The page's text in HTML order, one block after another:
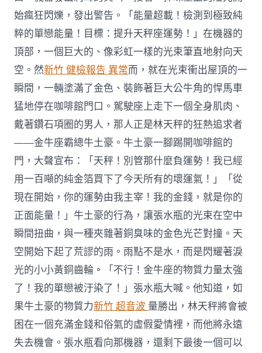
始瘋狂閃爍，發出警告。「能量超載！檢測到極致純
粹的單戀能量！目標：提升天秤座運勢！」在機器的
頂部，一個巨大的、像彩虹一樣的光束筆直地射向天
空。然新竹 健檢報告 異常而，就在光束衝出屋頂的一
瞬間，一輛塗滿了金色、裝飾著巨大公牛角的悍馬車
猛地停在咖啡館門口。駕駛座上走下一個全身肌肉、
戴著鑽石項圈的男人，那人正是林天秤的狂熱追求者
——金牛座霸總牛土豪。牛土豪一腳踢開咖啡館的
門，大聲宣布：「天秤！別管那什麼負運勢！我已經
用一百噸的純金箔買下了今天所有的壞運氣！」「從
現在開始，你的運勢由我主宰！我的金錢，就是你的
正面能量！」牛土豪的行為，讓張水瓶的光束在空中
瞬間扭曲，與一種夾雜著銅臭味的金色光芒對撞。天
空開始下起了荒謬的雨。雨點不是水，而是閃耀著淚
光的小小黃銅齒輪。「不行！金牛座的物質力量太強
了！我的單戀被汙染了！」張水瓶大喊。他知道，如
果牛土豪的物質力新竹 超音波量勝出，林天秤將會被
困在一個充滿金錢和俗氣的虛假愛情裡，而他將永遠
失去機會。張水瓶看向那機器，還剩下最後一個可以